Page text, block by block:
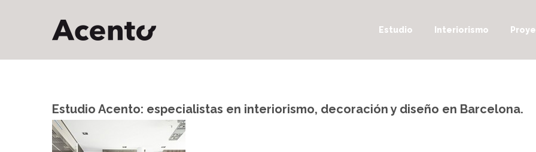
Estudio Interiorismo
Estudio Acento: especialistas en interiorismo, decoración y diseño en Barcelona.